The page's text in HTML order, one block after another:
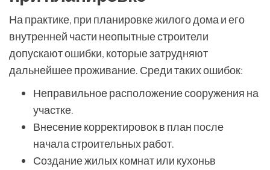
На практике, при планировке жилого дома и его
внутренней части неопытные строители
допускают ошибки, которые затрудняют
дальнейшее проживание. Среди таких ошибок:
Неправильное расположение сооружения на
участке.
Внесение корректировок в план после
начала строительных работ.
Создание жилых комнат или кухоньв